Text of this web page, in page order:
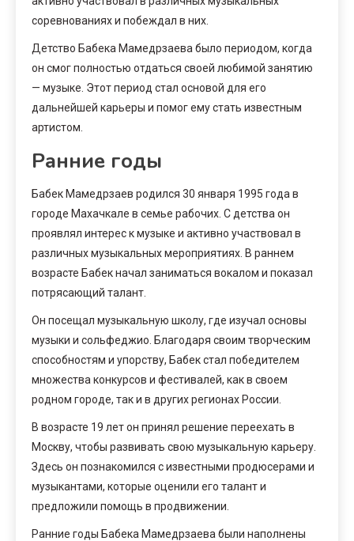
соревнованиях и побеждал в них.
Детство Бабека Мамедрзаева было периодом, когда
он смог полностью отдаться своей любимой занятию
— музыке. Этот период стал основой для его
дальнейшей карьеры и помог ему стать известным
артистом.
Ранние годы
Бабек Мамедрзаев родился 30 января 1995 года в
городе Махачкале в семье рабочих. С детства он
проявлял интерес к музыке и активно участвовал в
различных музыкальных мероприятиях. В раннем
возрасте Бабек начал заниматься вокалом и показал
потрясающий талант.
Он посещал музыкальную школу, где изучал основы
музыки и сольфеджио. Благодаря своим творческим
способностям и упорству, Бабек стал победителем
множества конкурсов и фестивалей, как в своем
родном городе, так и в других регионах России.
В возрасте 19 лет он принял решение переехать в
Москву, чтобы развивать свою музыкальную карьеру.
Здесь он познакомился с известными продюсерами и
музыкантами, которые оценили его талант и
предложили помощь в продвижении.
Ранние годы Бабека Мамедрзаева были наполнены